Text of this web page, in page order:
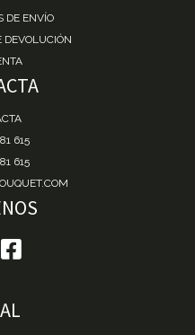
DE ENVÍO
DEVOLUCIÓN
615
615